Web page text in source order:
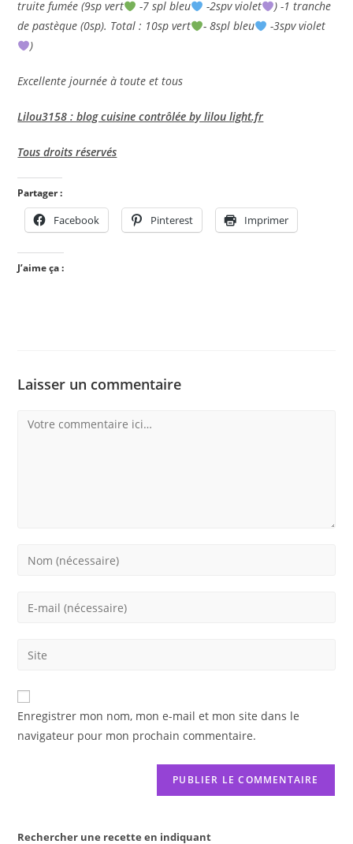
truite fumée (9sp vert
-7 spl bleu -2spv violet
) -1 tranche
de pastèque (0sp). Total : 10sp vert
- 8spl bleu
-3spv violet
)
Excellente journée à toute et tous
Lilou3158 : blog cuisine contrôlée by lilou light.fr
Tous droits réservés
Partager :
Facebook Pinterest Imprimer
J’aime ça :
Laisser un commentaire
Comment
Enter
Enter
address
comment
Saisir
de
votre
(facultatif)
Enregistrer mon nom, mon e-mail et mon site dans le
navigateur pour mon prochain commentaire.
Rechercher une recette en indiquant